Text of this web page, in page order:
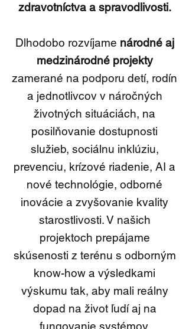
zdravotníctva a spravodlivosti.
Dlhodobo rozvíjame národné aj
medzinárodné projekty
zamerané na podporu detí, rodín
a jednotlivcov v náročných
životných situáciách, na
posilňovanie dostupnosti
služieb, sociálnu inklúziu,
prevenciu, krízové riadenie, AI a
nové technológie, odborné
inovácie a zvyšovanie kvality
starostlivosti. V našich
projektoch prepájame
skúsenosti z terénu s odborným
know-how a výsledkami
výskumu tak, aby mali reálny
dopad na život ľudí aj na
fungovanie systémov.